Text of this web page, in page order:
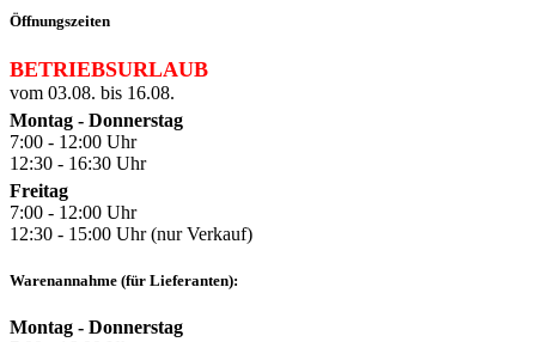
Öffnungszeiten
BETRIEBSURLAUB
vom 03.08. bis 16.08.
Montag - Donnerstag
7:00 - 12:00 Uhr
12:30 - 16:30 Uhr
Freitag
7:00 - 12:00 Uhr
12:30 - 15:00 Uhr (nur Verkauf)
Warenannahme (für Lieferanten):
Montag - Donnerstag